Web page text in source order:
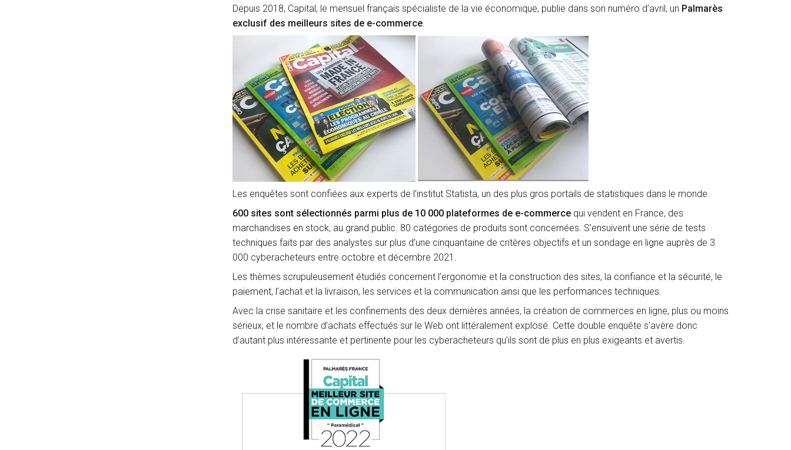
Depuis 2018, Capital, le mensuel français spécialiste de la vie économique, publie dans son numéro d’avril, un Palmarès
exclusif des meilleurs sites de e-commerce.
Les enquêtes sont confiées aux experts de l’institut Statista, un des plus gros portails de statistiques dans le monde.
600 sites sont sélectionnés parmi plus de 10 000 plateformes de e-commercequi vendent en France, des
marchandises en stock, au grand public. 80 catégories de produits sont concernées. S’ensuivent une série de tests
techniques faits par des analystes sur plus d’une cinquantaine de critères objectifs et un sondage en ligne auprès de 3
000 cyberacheteurs entre octobre et décembre 2021.
Les thèmes scrupuleusement étudiés concernent l’ergonomie et la construction des sites, la confiance et la sécurité, le
paiement, l’achat et la livraison, les services et la communication ainsi que les performances techniques.
Avec la crise sanitaire et les confinements des deux dernières années, la création de commerces en ligne, plus ou moins
sérieux, et le nombre d’achats effectués sur le Web ont littéralement explosé. Cette double enquête s’avère donc
d’autant plus intéressante et pertinente pour les cyberacheteurs qu’ils sont de plus en plus exigeants et avertis.